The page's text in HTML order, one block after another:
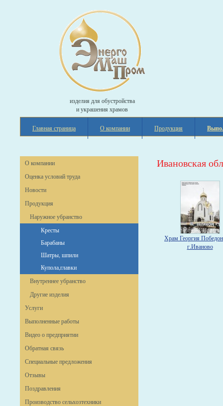
изделия для обустройства
и украшения храмов
Главная страница О компании Продукция
О компании
Оценка условий труда
Новости
Продукция
Наружное убранство
Кресты
Барабаны
Шатры, шпили
Купола,главки
Внутреннее убранство
Другие изделия
Услуги
Выполненные работы
Видео о предприятии
Обратная связь
Специальные предложения
Отзывы
Поздравления
Производство сельхозтехники
Ивановская
Храм Георгия
г.Иваново